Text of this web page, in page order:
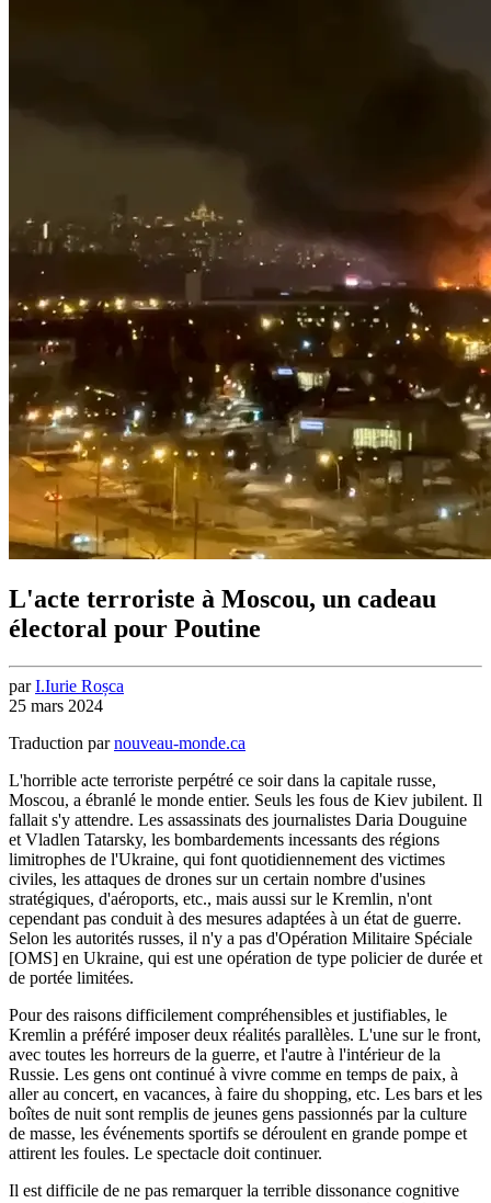
L'acte terroriste à Moscou, un cadeau
électoral pour Poutine
parI.Iurie Roșca
25 mars 2024
Traduction parnouveau-monde.ca
L'horrible acte terroriste perpétré ce soir dans la capitale russe,
Moscou, a ébranlé le monde entier. Seuls les fous de Kiev jubilent. Il
fallait s'y attendre. Les assassinats des journalistes Daria Douguine
et Vladlen Tatarsky, les bombardements incessants des régions
limitrophes de l'Ukraine, qui font quotidiennement des victimes
civiles, les attaques de drones sur un certain nombre d'usines
stratégiques, d'aéroports, etc., mais aussi sur le Kremlin, n'ont
cependant pas conduit à des mesures adaptées à un état de guerre.
Selon les autorités russes, il n'y a pas d'Opération Militaire Spéciale
[OMS] en Ukraine, qui est une opération de type policier de durée et
de portée limitées.
Pour des raisons difficilement compréhensibles et justifiables, le
Kremlin a préféré imposer deux réalités parallèles. L'une sur le front,
avec toutes les horreurs de la guerre, et l'autre à l'intérieur de la
Russie. Les gens ont continué à vivre comme en temps de paix, à
aller au concert, en vacances, à faire du shopping, etc. Les bars et les
boîtes de nuit sont remplis de jeunes gens passionnés par la culture
de masse, les événements sportifs se déroulent en grande pompe et
attirent les foules. Le spectacle doit continuer.
Il est difficile de ne pas remarquer la terrible dissonance cognitive